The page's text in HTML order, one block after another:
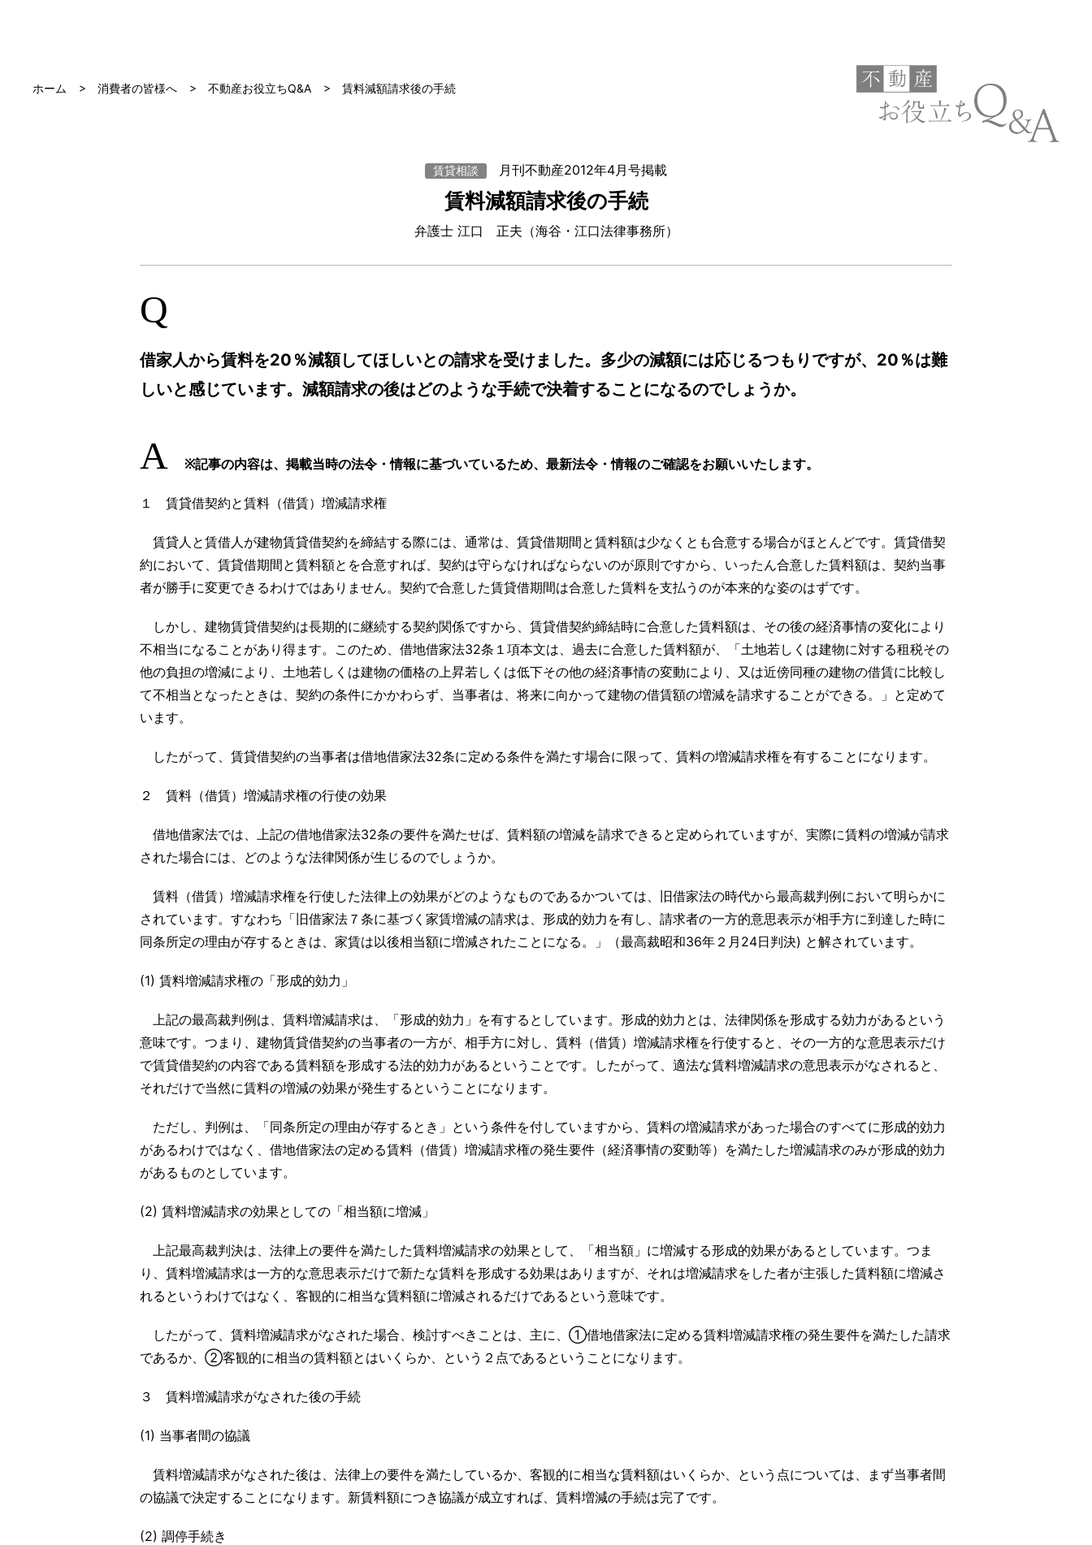
ホーム 消費者の皆様へ 不動産お役立ちQ&A 賃料減額請求後の手続
賃貸相談 月刊不動産2012年4月号掲載
賃料減額請求後の手続
弁護士 江口 正夫（海谷・江口法律事務所）
Q
借家人から賃料を20％減額してほしいとの請求を受けました。多少の減額には応じるつもりですが、20％は難
しいと感じています。減額請求の後はどのような手続で決着することになるのでしょうか。
A ※記事の内容は、掲載当時の法令・情報に基づいているため、最新法令・情報のご確認をお願いいたします。
１ 賃貸借契約と賃料（借賃）増減請求権
賃貸人と賃借人が建物賃貸借契約を締結する際には、通常は、賃貸借期間と賃料額は少なくとも合意する場合がほとんどです。賃貸借契
約において、賃貸借期間と賃料額とを合意すれば、契約は守らなければならないのが原則ですから、いったん合意した賃料額は、契約当事
者が勝手に変更できるわけではありません。契約で合意した賃貸借期間は合意した賃料を支払うのが本来的な姿のはずです。
しかし、建物賃貸借契約は長期的に継続する契約関係ですから、賃貸借契約締結時に合意した賃料額は、その後の経済事情の変化により
不相当になることがあり得ます。このため、借地借家法32条１項本文は、過去に合意した賃料額が、「土地若しくは建物に対する租税その
他の負担の増減により、土地若しくは建物の価格の上昇若しくは低下その他の経済事情の変動により、又は近傍同種の建物の借賃に比較し
て不相当となったときは、契約の条件にかかわらず、当事者は、将来に向かって建物の借賃額の増減を請求することができる。」と定めて
います。
したがって、賃貸借契約の当事者は借地借家法32条に定める条件を満たす場合に限って、賃料の増減請求権を有することになります。
２ 賃料（借賃）増減請求権の行使の効果
借地借家法では、上記の借地借家法32条の要件を満たせば、賃料額の増減を請求できると定められていますが、実際に賃料の増減が請求
された場合には、どのような法律関係が生じるのでしょうか。
賃料（借賃）増減請求権を行使した法律上の効果がどのようなものであるかついては、旧借家法の時代から最高裁判例において明らかに
されています。すなわち「旧借家法７条に基づく家賃増減の請求は、形成的効力を有し、請求者の一方的意思表示が相手方に到達した時に
同条所定の理由が存するときは、家賃は以後相当額に増減されたことになる。」（最高裁昭和36年２月24日判決) と解されています。
(1) 賃料増減請求権の「形成的効力」
上記の最高裁判例は、賃料増減請求は、「形成的効力」を有するとしています。形成的効力とは、法律関係を形成する効力があるという
意味です。つまり、建物賃貸借契約の当事者の一方が、相手方に対し、賃料（借賃）増減請求権を行使すると、その一方的な意思表示だけ
で賃貸借契約の内容である賃料額を形成する法的効力があるということです。したがって、適法な賃料増減請求の意思表示がなされると、
それだけで当然に賃料の増減の効果が発生するということになります。
ただし、判例は、「同条所定の理由が存するとき」という条件を付していますから、賃料の増減請求があった場合のすべてに形成的効力
があるわけではなく、借地借家法の定める賃料（借賃）増減請求権の発生要件（経済事情の変動等）を満たした増減請求のみが形成的効力
があるものとしています。
(2) 賃料増減請求の効果としての「相当額に増減」
上記最高裁判決は、法律上の要件を満たした賃料増減請求の効果として、「相当額」に増減する形成的効果があるとしています。つま
り、賃料増減請求は一方的な意思表示だけで新たな賃料を形成する効果はありますが、それは増減請求をした者が主張した賃料額に増減さ
れるというわけではなく、客観的に相当な賃料額に増減されるだけであるという意味です。
したがって、賃料増減請求がなされた場合、検討すべきことは、主に、①借地借家法に定める賃料増減請求権の発生要件を満たした請求
であるか、②客観的に相当の賃料額とはいくらか、という２点であるということになります。
３ 賃料増減請求がなされた後の手続
(1) 当事者間の協議
賃料増減請求がなされた後は、法律上の要件を満たしているか、客観的に相当な賃料額はいくらか、という点については、まず当事者間
の協議で決定することになります。新賃料額につき協議が成立すれば、賃料増減の手続は完了です。
(2) 調停手続き